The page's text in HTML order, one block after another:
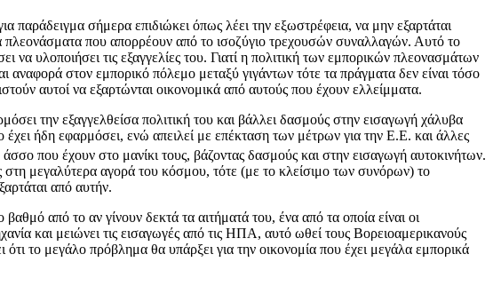
παράδειγμα σήμερα επιδιώκει όπως λέει την εξωστρέφεια, να μην εξαρτάται
που απορρέουν από το ισοζύγιο τρεχουσών συναλλαγών. Αυτό το
να υλοποιήσει τις εξαγγελίες του. Γιατί η πολιτική των εμπορικών πλεονασμάτων
αναφορά στον εμπορικό πόλεμο μεταξύ γιγάντων τότε τα πράγματα δεν είναι τόσο
αυτοί να εξαρτώνται οικονομικά από αυτούς που έχουν ελλείμματα.
την εξαγγελθείσα πολιτική του και βάλλει δασμούς στην εισαγωγή χάλυβα
ήδη εφαρμόσει, ενώ απειλεί με επέκταση των μέτρων για την Ε.Ε. και άλλες
που έχουν στο μανίκι τους, βάζοντας δασμούς και στην εισαγωγή αυτοκινήτων.
στη μεγαλύτερα αγορά του κόσμου, τότε (με το κλείσιμο των συνόρων) το
από αυτήν.
από το αν γίνουν δεκτά τα αιτήματά του, ένα από τα οποία είναι οι
και μειώνει τις εισαγωγές από τις ΗΠΑ, αυτό ωθεί τους Βορειοαμερικανούς
το μεγάλο πρόβλημα θα υπάρξει για την οικονομία που έχει μεγάλα εμπορικά